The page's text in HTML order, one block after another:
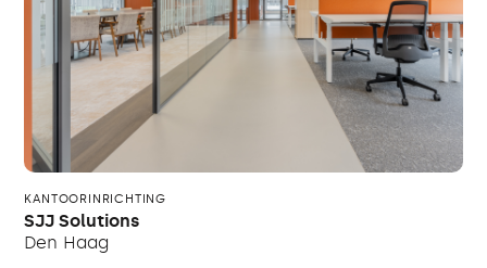
KANTOORINRICHTING
SJJ Solutions
Den Haag